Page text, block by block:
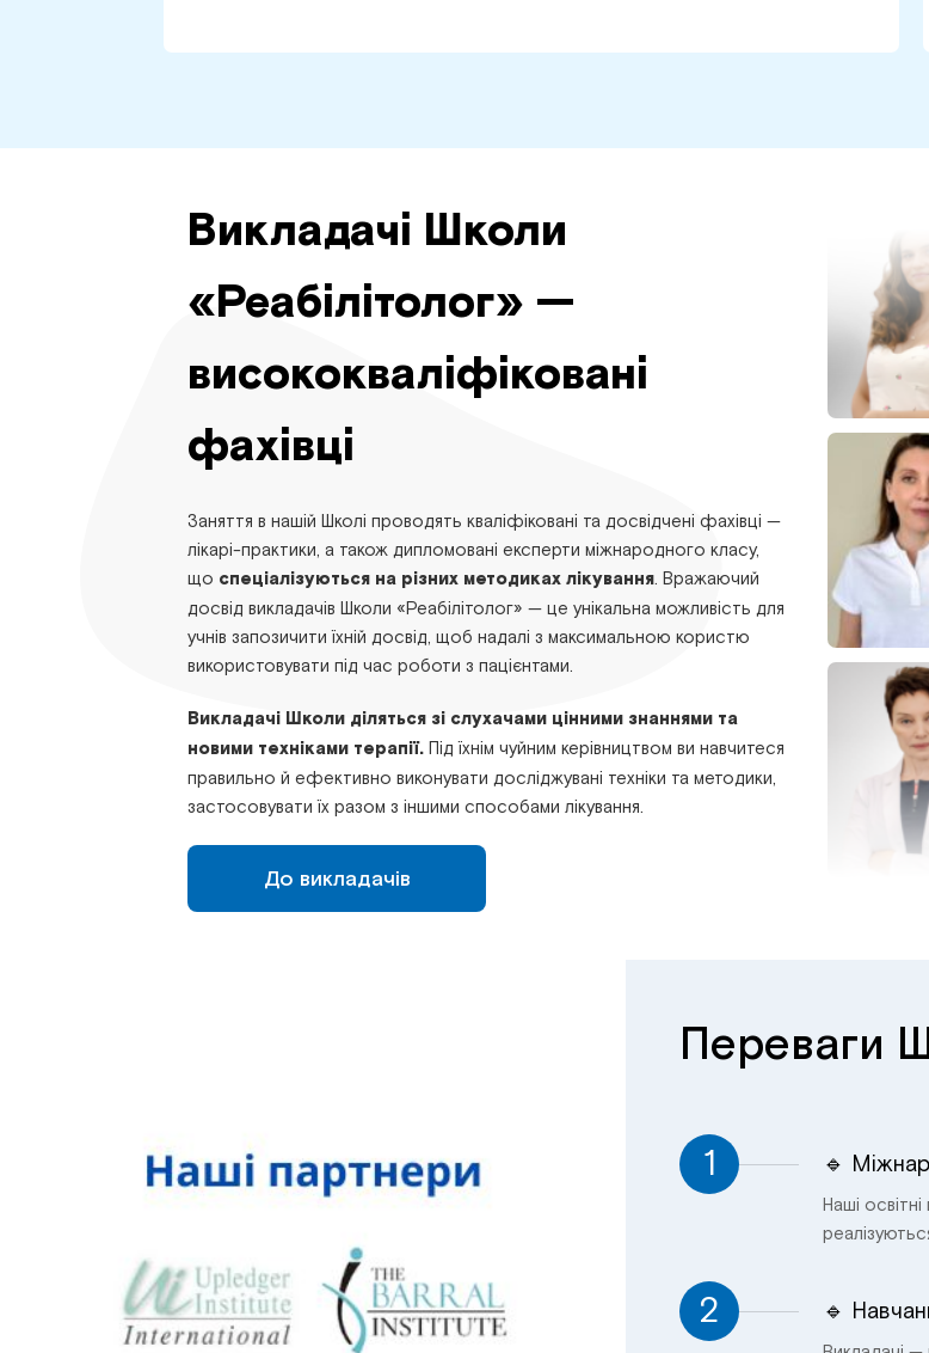
Викладачі Школи
«Реабілітолог» —
висококваліфіковані
фахівці
Заняття в нашій Школі проводять кваліфіковані та досвідчені фахівці —
лікарі-практики, а також дипломовані експерти міжнародного класу,
що спеціалізуються на різних методиках лікування. Вражаючий
досвід викладачів Школи «Реабілітолог» — це унікальна можливість для
учнів запозичити їхній досвід, щоб надалі з максимальною користю
використовувати під час роботи з пацієнтами.
Викладачі Школи діляться зі слухачами цінними знаннями та
новими техніками терапії. Під їхнім чуйним керівництвом ви навчитеся
правильно й ефективно виконувати досліджувані техніки та методики,
застосовувати їх разом з іншими способами лікування.
До викладачів
Переваги
1 🔹
Наші
2 🔹